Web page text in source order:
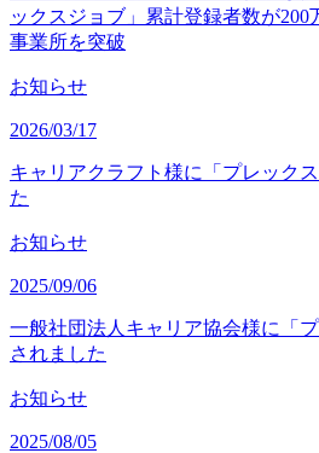
ックスジョブ」累計登録者数が
事業所を突破
お知らせ
2026/03/17
キャリアクラフト様に「プレック
た
お知らせ
2025/09/06
一般社団法人キャリア協会様に「
されました
お知らせ
2025/08/05